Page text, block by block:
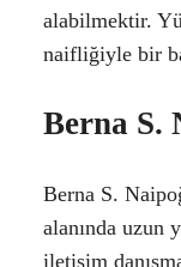
alabilmektir.
naifliğiyle bir
Berna S.
Berna S.
alanında uzun
iletişim